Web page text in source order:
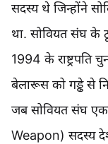
सदस्य थे जिन्होंने
था. सोवियत संघ के
1994 के राष्ट्रपति
बेलारूस को गड्ढे से
जब सोवियत संघ
Weapon) सदस्य